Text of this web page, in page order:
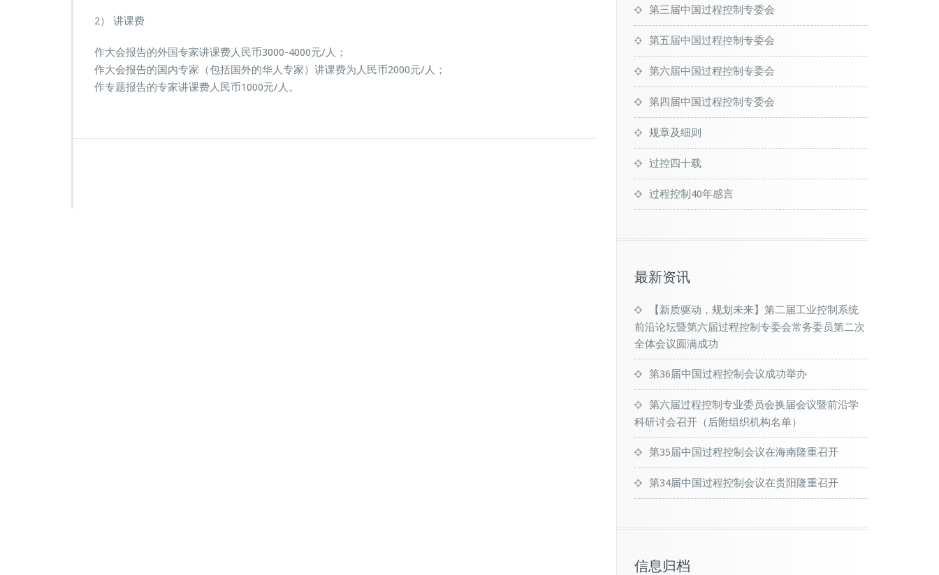
2） 讲课费
作大会报告的外国专家讲课费人民币3000-4000元/人；
作大会报告的国内专家（包括国外的华人专家）讲课费为人民币2000元/人；
作专题报告的专家讲课费人民币1000元/人。
第三届中国过程控制专委会
第五届中国过程控制专委会
第六届中国过程控制专委会
第四届中国过程控制专委会
规章及细则
过控四十载
过程控制40年感言
最新资讯
【新质驱动，规划未来】第二届工业控制系统
前沿论坛暨第六届过程控制专委会常务委员第二次
全体会议圆满成功
第36届中国过程控制会议成功举办
第六届过程控制专业委员会换届会议暨前沿学
科研讨会召开（后附组织机构名单）
第35届中国过程控制会议在海南隆重召开
第34届中国过程控制会议在贵阳隆重召开
信息归档